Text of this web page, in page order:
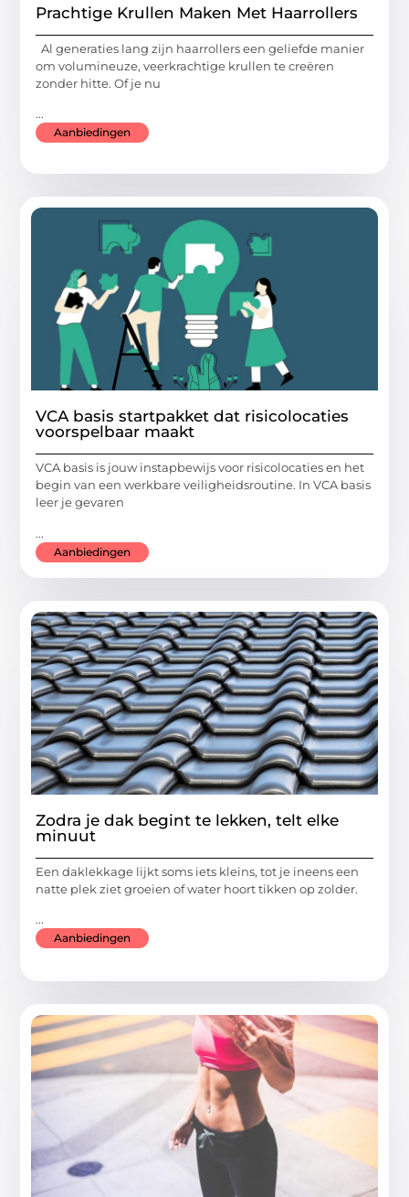
Prachtige Krullen Maken Met Haarrollers
Al generaties lang zijn haarrollers een geliefde manier
om volumineuze, veerkrachtige krullen te creëren
zonder hitte. Of je nu
...
Aanbiedingen
VCA basis startpakket dat risicolocaties
voorspelbaar maakt
VCA basis is jouw instapbewijs voor risicolocaties en het
begin van een werkbare veiligheidsroutine. In VCA basis
leer je gevaren
...
Aanbiedingen
Zodra je dak begint te lekken, telt elke
minuut
Een daklekkage lijkt soms iets kleins, tot je ineens een
natte plek ziet groeien of water hoort tikken op zolder.
...
Aanbiedingen